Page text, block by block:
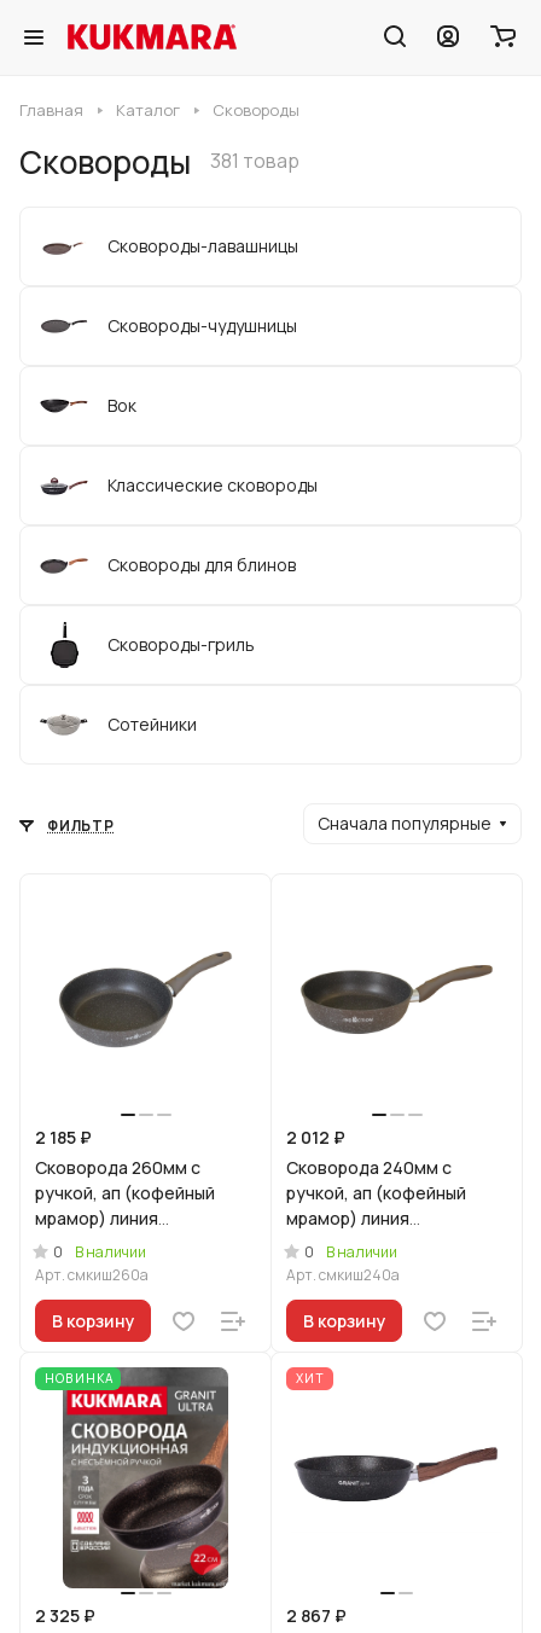
Главная Каталог Сковороды
Сковороды 381 товар
Сковороды-лавашницы
Сковороды-чудушницы
Вок
Классические сковороды
Сковороды для блинов
Сковороды-гриль
Сотейники
ФИЛЬТР Сначала популярные
2 185 ₽
Сковорода 260мм с
ручкой, ап (кофейный
мрамор) линия
"Мраморная
индукционная"
0
В наличии
Арт.смкиш260а
В корзину
2 012 ₽
Сковорода 240мм с
ручкой, ап (кофейный
мрамор) линия
"Мраморная
индукционная"
0
В наличии
Арт.смкиш240а
В корзину
НОВИНКА
2 325 ₽
ХИТ
2 867 ₽